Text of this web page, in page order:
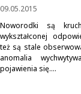
09.05.2015
Noworodki są
wykształconej
też są stale
anomalia
pojawienia się....